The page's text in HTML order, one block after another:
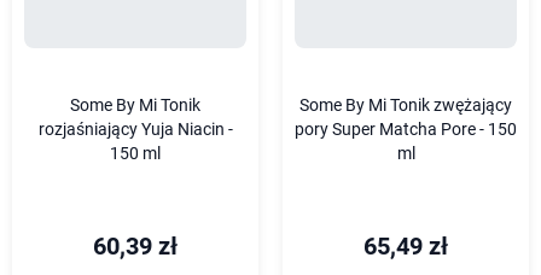
Some By Mi Tonik
rozjaśniający Yuja Niacin -
150 ml
60,39 zł
Some By Mi Tonik zwężający
pory Super Matcha Pore - 150
ml
65,49 zł